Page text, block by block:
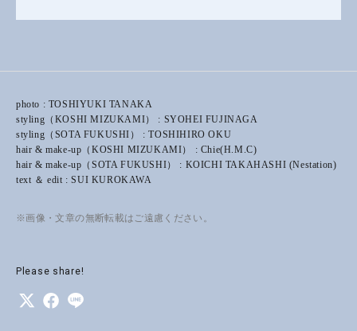
photo : TOSHIYUKI TANAKA
styling（KOSHI MIZUKAMI） : SYOHEI FUJINAGA
styling（SOTA FUKUSHI） : TOSHIHIRO OKU
hair & make-up（KOSHI MIZUKAMI） : Chie(H.M.C)
hair & make-up（SOTA FUKUSHI） : KOICHI TAKAHASHI (Nestation)
text ＆ edit : SUI KUROKAWA
※画像・文章の無断転載はご遠慮ください。
Please share!